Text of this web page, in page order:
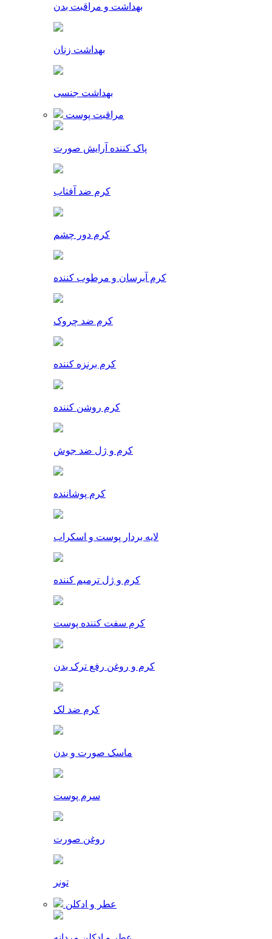
بهداشت و مراقبت بدن
بهداشت زنان
بهداشت جنسی
مراقبت پوست
پاک کننده آرایش صورت
کرم ضد آفتاب
کرم دور چشم
کرم آبرسان و مرطوب کننده
کرم ضد چروک
کرم برنزه کننده
کرم روشن کننده
کرم و ژل ضد جوش
کرم پوشاننده
لایه بردار پوست و اسکراب
کرم و ژل ترمیم کننده
کرم سفت کننده پوست
کرم و روغن رفع ترک بدن
کرم ضد لک
ماسک صورت و بدن
سرم پوست
روغن صورت
تونر
عطر و ادکلن